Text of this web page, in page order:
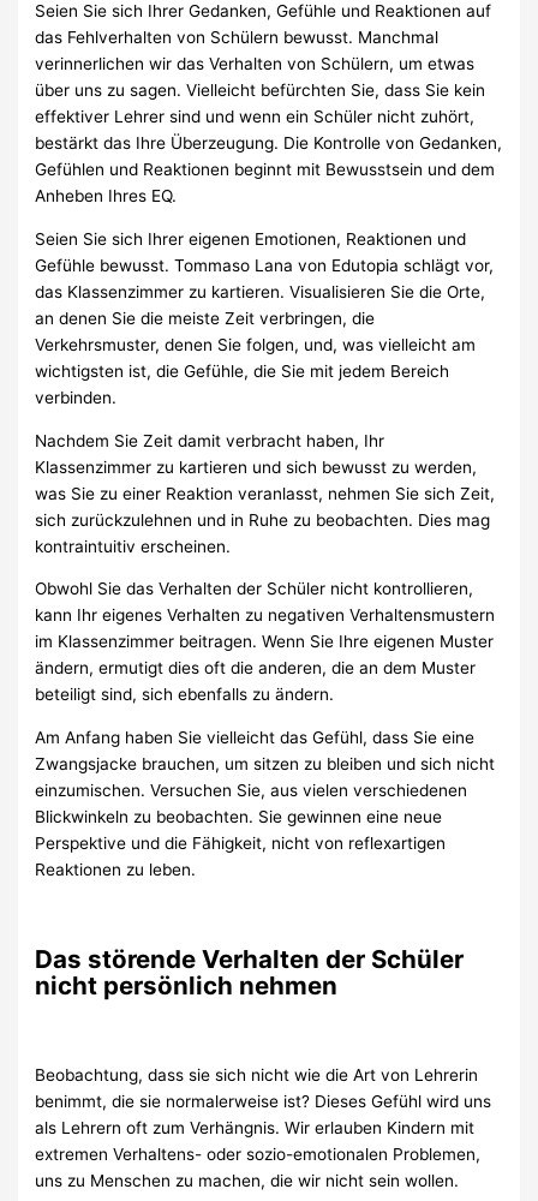
Seien Sie sich Ihrer Gedanken, Gefühle und Reaktionen auf
das Fehlverhalten von Schülern bewusst. Manchmal
verinnerlichen wir das Verhalten von Schülern, um etwas
über uns zu sagen. Vielleicht befürchten Sie, dass Sie kein
effektiver Lehrer sind und wenn ein Schüler nicht zuhört,
bestärkt das Ihre Überzeugung. Die Kontrolle von Gedanken,
Gefühlen und Reaktionen beginnt mit Bewusstsein und dem
Anheben Ihres EQ.
Seien Sie sich Ihrer eigenen Emotionen, Reaktionen und
Gefühle bewusst. Tommaso Lana von Edutopia schlägt vor,
das Klassenzimmer zu kartieren. Visualisieren Sie die Orte,
an denen Sie die meiste Zeit verbringen, die
Verkehrsmuster, denen Sie folgen, und, was vielleicht am
wichtigsten ist, die Gefühle, die Sie mit jedem Bereich
verbinden.
Nachdem Sie Zeit damit verbracht haben, Ihr
Klassenzimmer zu kartieren und sich bewusst zu werden,
was Sie zu einer Reaktion veranlasst, nehmen Sie sich Zeit,
sich zurückzulehnen und in Ruhe zu beobachten. Dies mag
kontraintuitiv erscheinen.
Obwohl Sie das Verhalten der Schüler nicht kontrollieren,
kann Ihr eigenes Verhalten zu negativen Verhaltensmustern
im Klassenzimmer beitragen. Wenn Sie Ihre eigenen Muster
ändern, ermutigt dies oft die anderen, die an dem Muster
beteiligt sind, sich ebenfalls zu ändern.
Am Anfang haben Sie vielleicht das Gefühl, dass Sie eine
Zwangsjacke brauchen, um sitzen zu bleiben und sich nicht
einzumischen. Versuchen Sie, aus vielen verschiedenen
Blickwinkeln zu beobachten. Sie gewinnen eine neue
Perspektive und die Fähigkeit, nicht von reflexartigen
Reaktionen zu leben.
Das störende Verhalten der Schüler
nicht persönlich nehmen
Beobachtung, dass sie sich nicht wie die Art von Lehrerin
benimmt, die sie normalerweise ist? Dieses Gefühl wird uns
als Lehrern oft zum Verhängnis. Wir erlauben Kindern mit
extremen Verhaltens- oder sozio-emotionalen Problemen,
uns zu Menschen zu machen, die wir nicht sein wollen.